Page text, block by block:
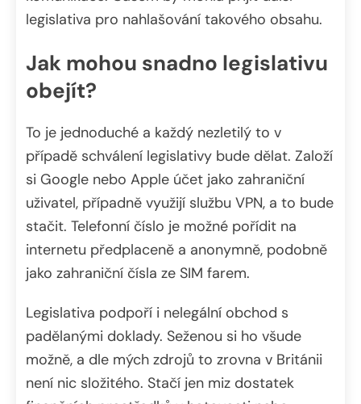
legislativa pro nahlašování takového obsahu.
Jak mohou snadno legislativu
obejít?
To je jednoduché a každý nezletilý to v
případě schválení legislativy bude dělat. Založí
si Google nebo Apple účet jako zahraniční
uživatel, případně využijí službu VPN, a to bude
stačit. Telefonní číslo je možné pořídit na
internetu předplaceně a anonymně, podobně
jako zahraniční čísla ze SIM farem.
Legislativa podpoří i nelegální obchod s
padělanými doklady. Seženou si ho všude
možně, a dle mých zdrojů to zrovna v Británii
není nic složitého. Stačí jen miz dostatek